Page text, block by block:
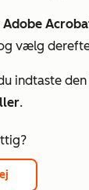
Adobe
vælg
indtaste
.